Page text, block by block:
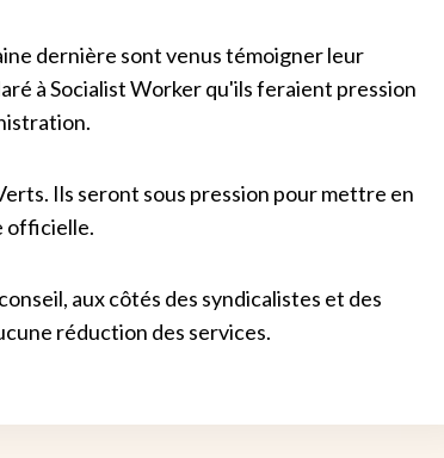
dernière sont venus témoigner leur
à Socialist Worker qu'ils feraient pression
Ils seront sous pression pour mettre en
officielle.
aux côtés des syndicalistes et des
réduction des services.